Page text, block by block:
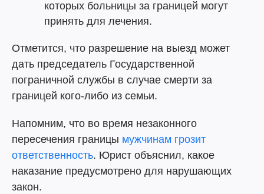
которых больницы за границей могут
принять для лечения.
Отметится, что разрешение на выезд может
дать председатель Государственной
пограничной службы в случае смерти за
границей кого-либо из семьи.
Напомним, что во время незаконного
пересечения границы мужчинам грозит
ответственность. Юрист объяснил, какое
наказание предусмотрено для нарушающих
закон.